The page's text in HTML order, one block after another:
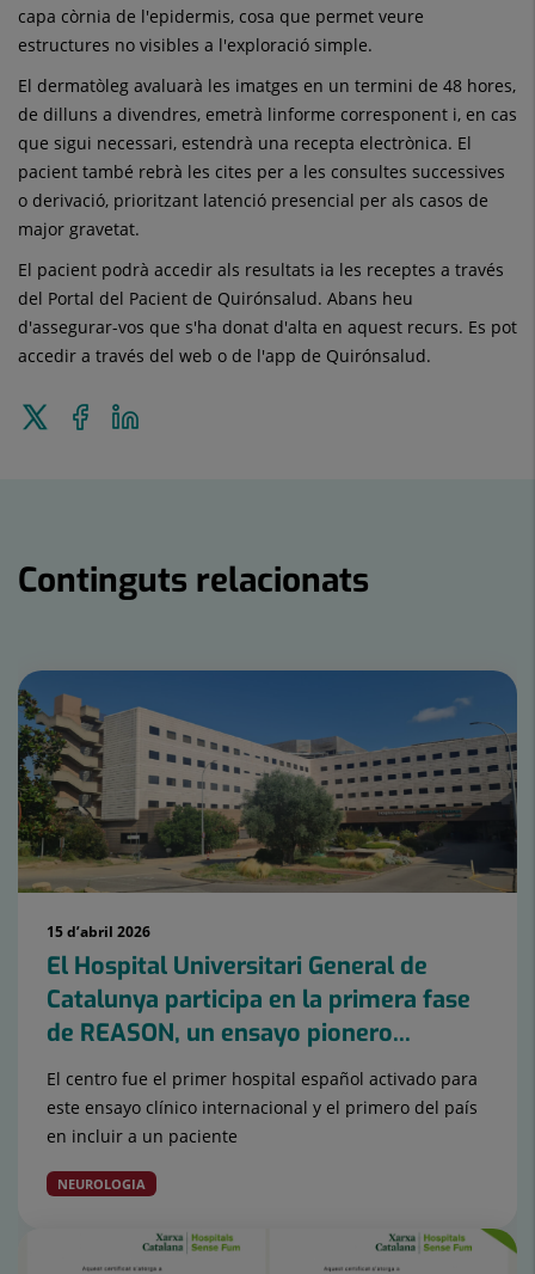
capa còrnia de l'epidermis, cosa que permet veure
estructures no visibles a l'exploració simple.
El dermatòleg avaluarà les imatges en un termini de 48 hores,
de dilluns a divendres, emetrà linforme corresponent i, en cas
que sigui necessari, estendrà una recepta electrònica. El
pacient també rebrà les cites per a les consultes successives
o derivació, prioritzant latenció presencial per als casos de
major gravetat.
El pacient podrà accedir als resultats ia les receptes a través
del Portal del Pacient de Quirónsalud. Abans heu
d'assegurar-vos que s'ha donat d'alta en aquest recurs. Es pot
accedir a través del web o de l'app de Quirónsalud.
Enviar
Compartir
Continguts relacionats
15 d’abril 2026
El Hospital Universitari General de
Catalunya participa en la primera fase
de REASON, un ensayo pionero...
El centro fue el primer hospital español activado para
este ensayo clínico internacional y el primero del país
en incluir a un paciente
NEUROLOGIA